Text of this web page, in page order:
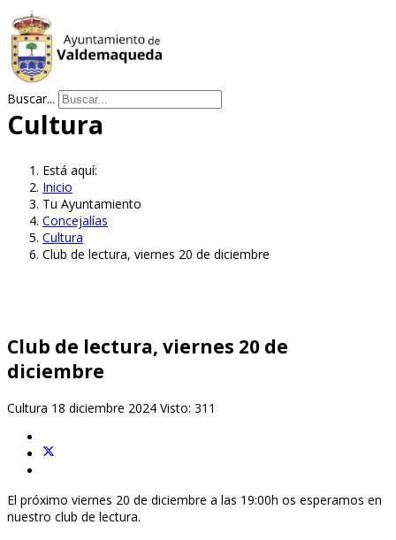
Buscar...
Cultura
Está aquí:
Inicio
Tu Ayuntamiento
Concejalías
Cultura
Club de lectura, viernes 20 de diciembre
Club de lectura, viernes 20 de
diciembre
Cultura 18 diciembre 2024 Visto: 311
El próximo viernes 20 de diciembre a las 19:00h os esperamos en
nuestro club de lectura.